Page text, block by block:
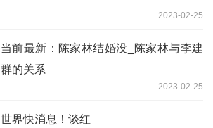
2023-02-25
当前最新：陈家林结婚没_陈家林与李建
群的关系
2023-02-25
世界快消息！谈红